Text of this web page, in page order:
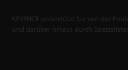
KEYENCE unterstützt Sie von der
und darüber hinaus durch